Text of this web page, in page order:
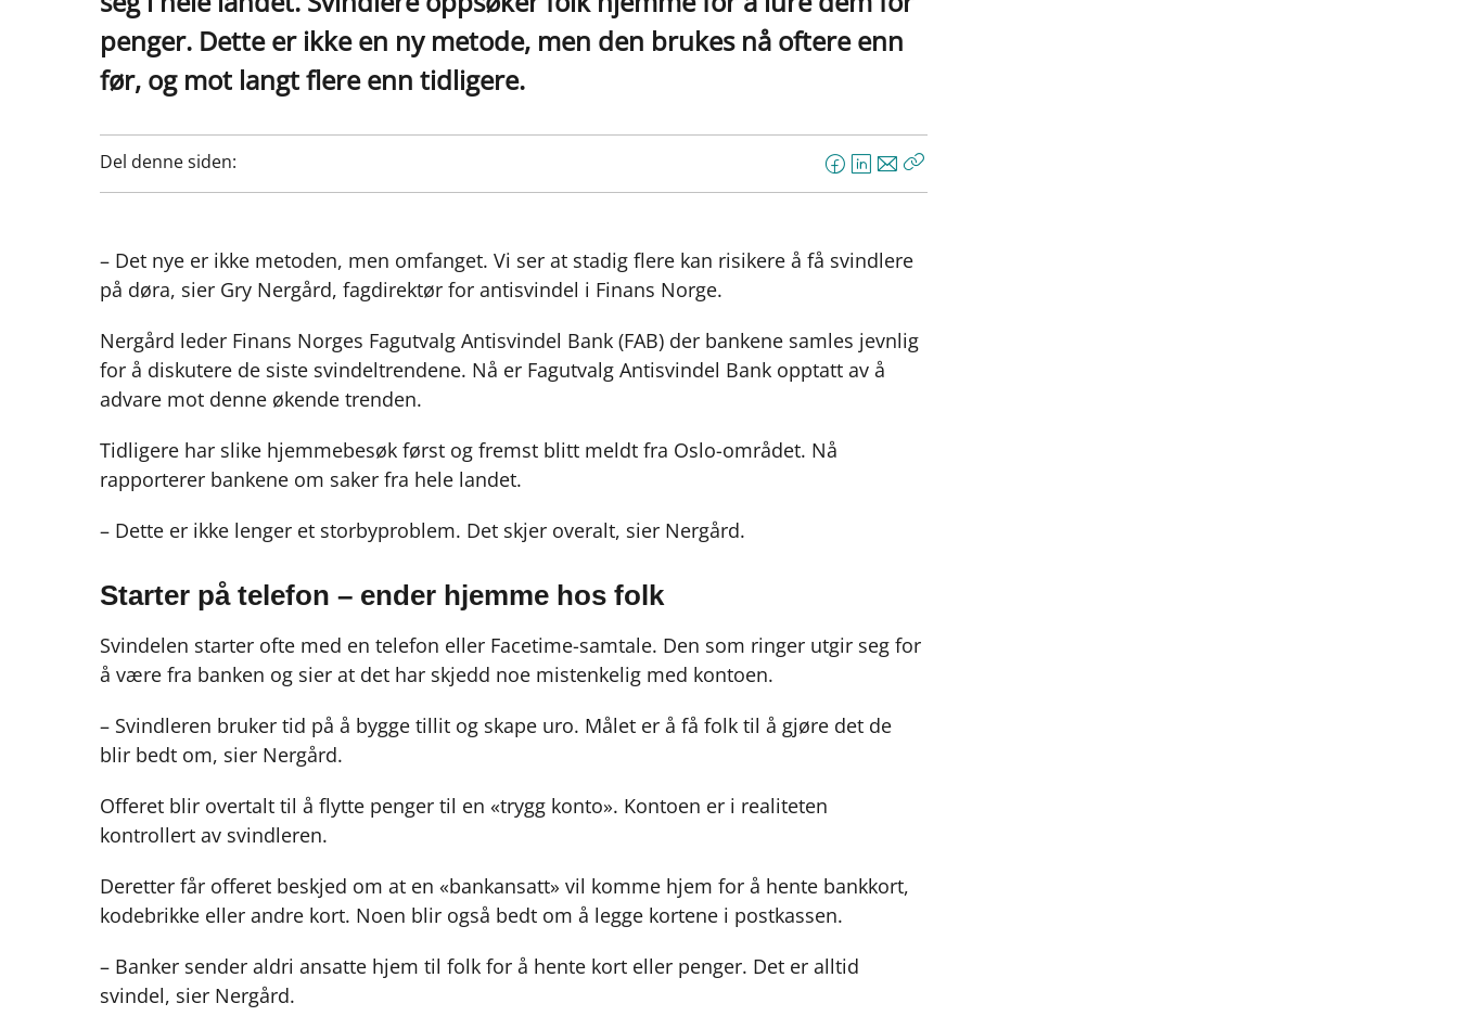
penger. Dette er ikke en ny metode, men den brukes nå oftere enn
før, og mot langt flere enn tidligere.
Del denne siden:
F
a
e
o
L
i
k
I
n
E
-
o
Kopier
– Det nye er ikke metoden, men omfanget. Vi ser at stadig flere kan risikere å få svindlere
på døra, sier Gry Nergård, fagdirektør for antisvindel i Finans Norge.
Nergård leder Finans Norges Fagutvalg Antisvindel Bank (FAB) der bankene samles jevnlig
for å diskutere de siste svindeltrendene. Nå er Fagutvalg Antisvindel Bank opptatt av å
advare mot denne økende trenden.
Tidligere har slike hjemmebesøk først og fremst blitt meldt fra Oslo-området. Nå
rapporterer bankene om saker fra hele landet.
– Dette er ikke lenger et storbyproblem. Det skjer overalt, sier Nergård.
Starter på telefon – ender hjemme hos folk
Svindelen starter ofte med en telefon eller Facetime-samtale. Den som ringer utgir seg for
å være fra banken og sier at det har skjedd noe mistenkelig med kontoen.
– Svindleren bruker tid på å bygge tillit og skape uro. Målet er å få folk til å gjøre det de
blir bedt om, sier Nergård.
Offeret blir overtalt til å flytte penger til en «trygg konto». Kontoen er i realiteten
kontrollert av svindleren.
Deretter får offeret beskjed om at en «bankansatt» vil komme hjem for å hente bankkort,
kodebrikke eller andre kort. Noen blir også bedt om å legge kortene i postkassen.
– Banker sender aldri ansatte hjem til folk for å hente kort eller penger. Det er alltid
svindel, sier Nergård.